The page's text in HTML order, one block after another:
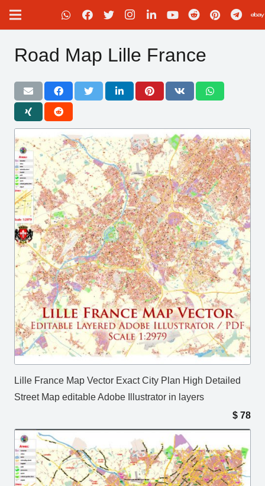
Road Map Lille France
Lille France Map Vector Exact City Plan High Detailed
Street Map editable Adobe Illustrator in layers
$ 78